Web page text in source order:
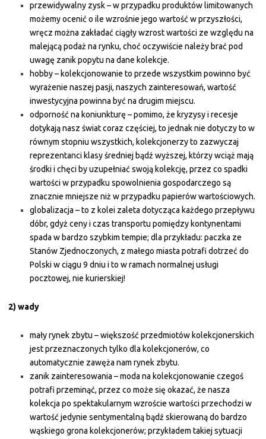
przewidywalny zysk – w przypadku produktów limitowanych
możemy ocenić o ile wzrośnie jego wartość w przyszłości,
wręcz można zakładać ciągły wzrost wartości ze względu na
malejącą podaż na rynku, choć oczywiście należy brać pod
uwagę zanik popytu na dane kolekcje.
hobby – kolekcjonowanie to przede wszystkim powinno być
wyrażenie naszej pasji, naszych zainteresowań, wartość
inwestycyjna powinna być na drugim miejscu.
odporność na koniunkturę – pomimo, że kryzysy i recesje
dotykają nasz świat coraz częściej, to jednak nie dotyczy to w
równym stopniu wszystkich, kolekcjonerzy to zazwyczaj
reprezentanci klasy średniej bądź wyższej, którzy wciąż mają
środki i chęci by uzupełniać swoją kolekcję, przez co spadki
wartości w przypadku spowolnienia gospodarczego są
znacznie mniejsze niż w przypadku papierów wartościowych.
globalizacja – to z kolei zaleta dotycząca każdego przepływu
dóbr, gdyż ceny i czas transportu pomiędzy kontynentami
spada w bardzo szybkim tempie; dla przykładu: paczka ze
Stanów Zjednoczonych, z małego miasta potrafi dotrzeć do
Polski w ciągu 9 dniu i to w ramach normalnej usługi
pocztowej, nie kurierskiej!
2) wady
mały rynek zbytu – większość przedmiotów kolekcjonerskich
jest przeznaczonych tylko dla kolekcjonerów, co
automatycznie zawęża nam rynek zbytu.
zanik zainteresowania – moda na kolekcjonowanie czegoś
potrafi przeminąć, przez co może się okazać, że nasza
kolekcja po spektakularnym wzroście wartości przechodzi w
wartość jedynie sentymentalną bądź skierowaną do bardzo
wąskiego grona kolekcjonerów; przykładem takiej sytuacji